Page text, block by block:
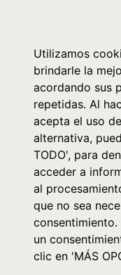
Utilizamos
brindarle la
acordando sus
repetidas. Al
acepta el uso
alternativa,
TODO', para
acceder a
al
que no sea
un
clic en 'MÁS